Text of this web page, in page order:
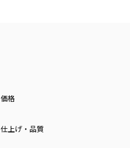
価格
仕上げ・品質